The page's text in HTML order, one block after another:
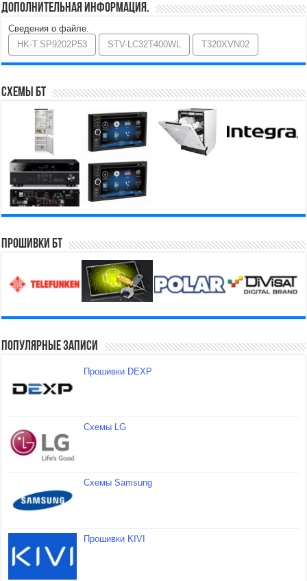
Дополнительная информация.
Сведения о файле.
HK-T.SP9202P53
STV-LC32T400WL T320XVN02
Схемы БТ
Прошивки БТ
Популярные записи
Прошивки DEXP
Схемы LG
Схемы Samsung
Прошивки KIVI